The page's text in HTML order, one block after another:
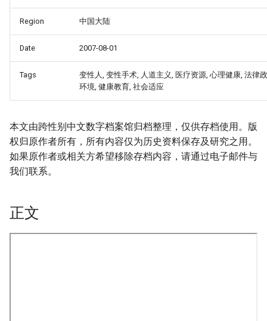
Region 中国大陆
Date 2007-08-01
Tags
变性人, 变性手术, 人道主义, 医疗资源, 心理健康, 法律
环境, 健康教育, 社会适应
本文由跨性别中文数字档案馆归档整理，仅供存档使用。版
权归原作者所有，所有内容仅为历史资料保存及研究之用。
如果原作者或相关方希望移除存档内容，请通过电子邮件与
我们联系。
正文